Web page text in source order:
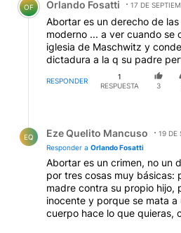
OF Orlando Fosatti 17 DE
Abortar es un derecho de
moderno ... a ver cuando se
iglesia de Maschwitz y
dictadura a la q su padre
RESPONDER
1
RESPUESTA
3
EQ Eze Quelito Mancuso
19 DE
Responder a Orlando Fosatti
Abortar es un crimen, no un
por tres cosas muy básicas:
madre contra su propio hijo,
inocente y porque se mata a
cuerpo hace lo que quieras,
lamento querido, pero es